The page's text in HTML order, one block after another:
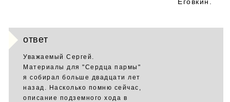
ответ
Уважаемый Сергей.
Материалы для "Сердца пармы"
я собирал больше двадцати лет
назад. Насколько помню сейчас,
описание подземного хода в